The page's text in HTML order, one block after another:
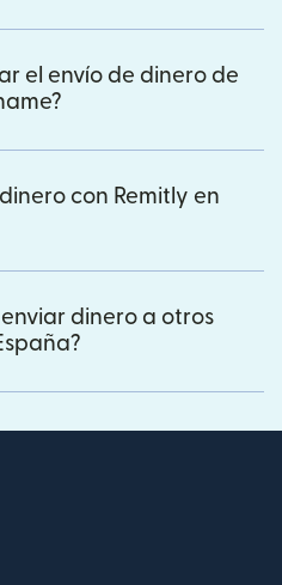
el envío de dinero de
con Remitly en
dinero a otros